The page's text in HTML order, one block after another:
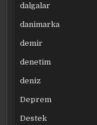
dalgalar
danimarka
demir
denetim
deniz
Deprem
Destek